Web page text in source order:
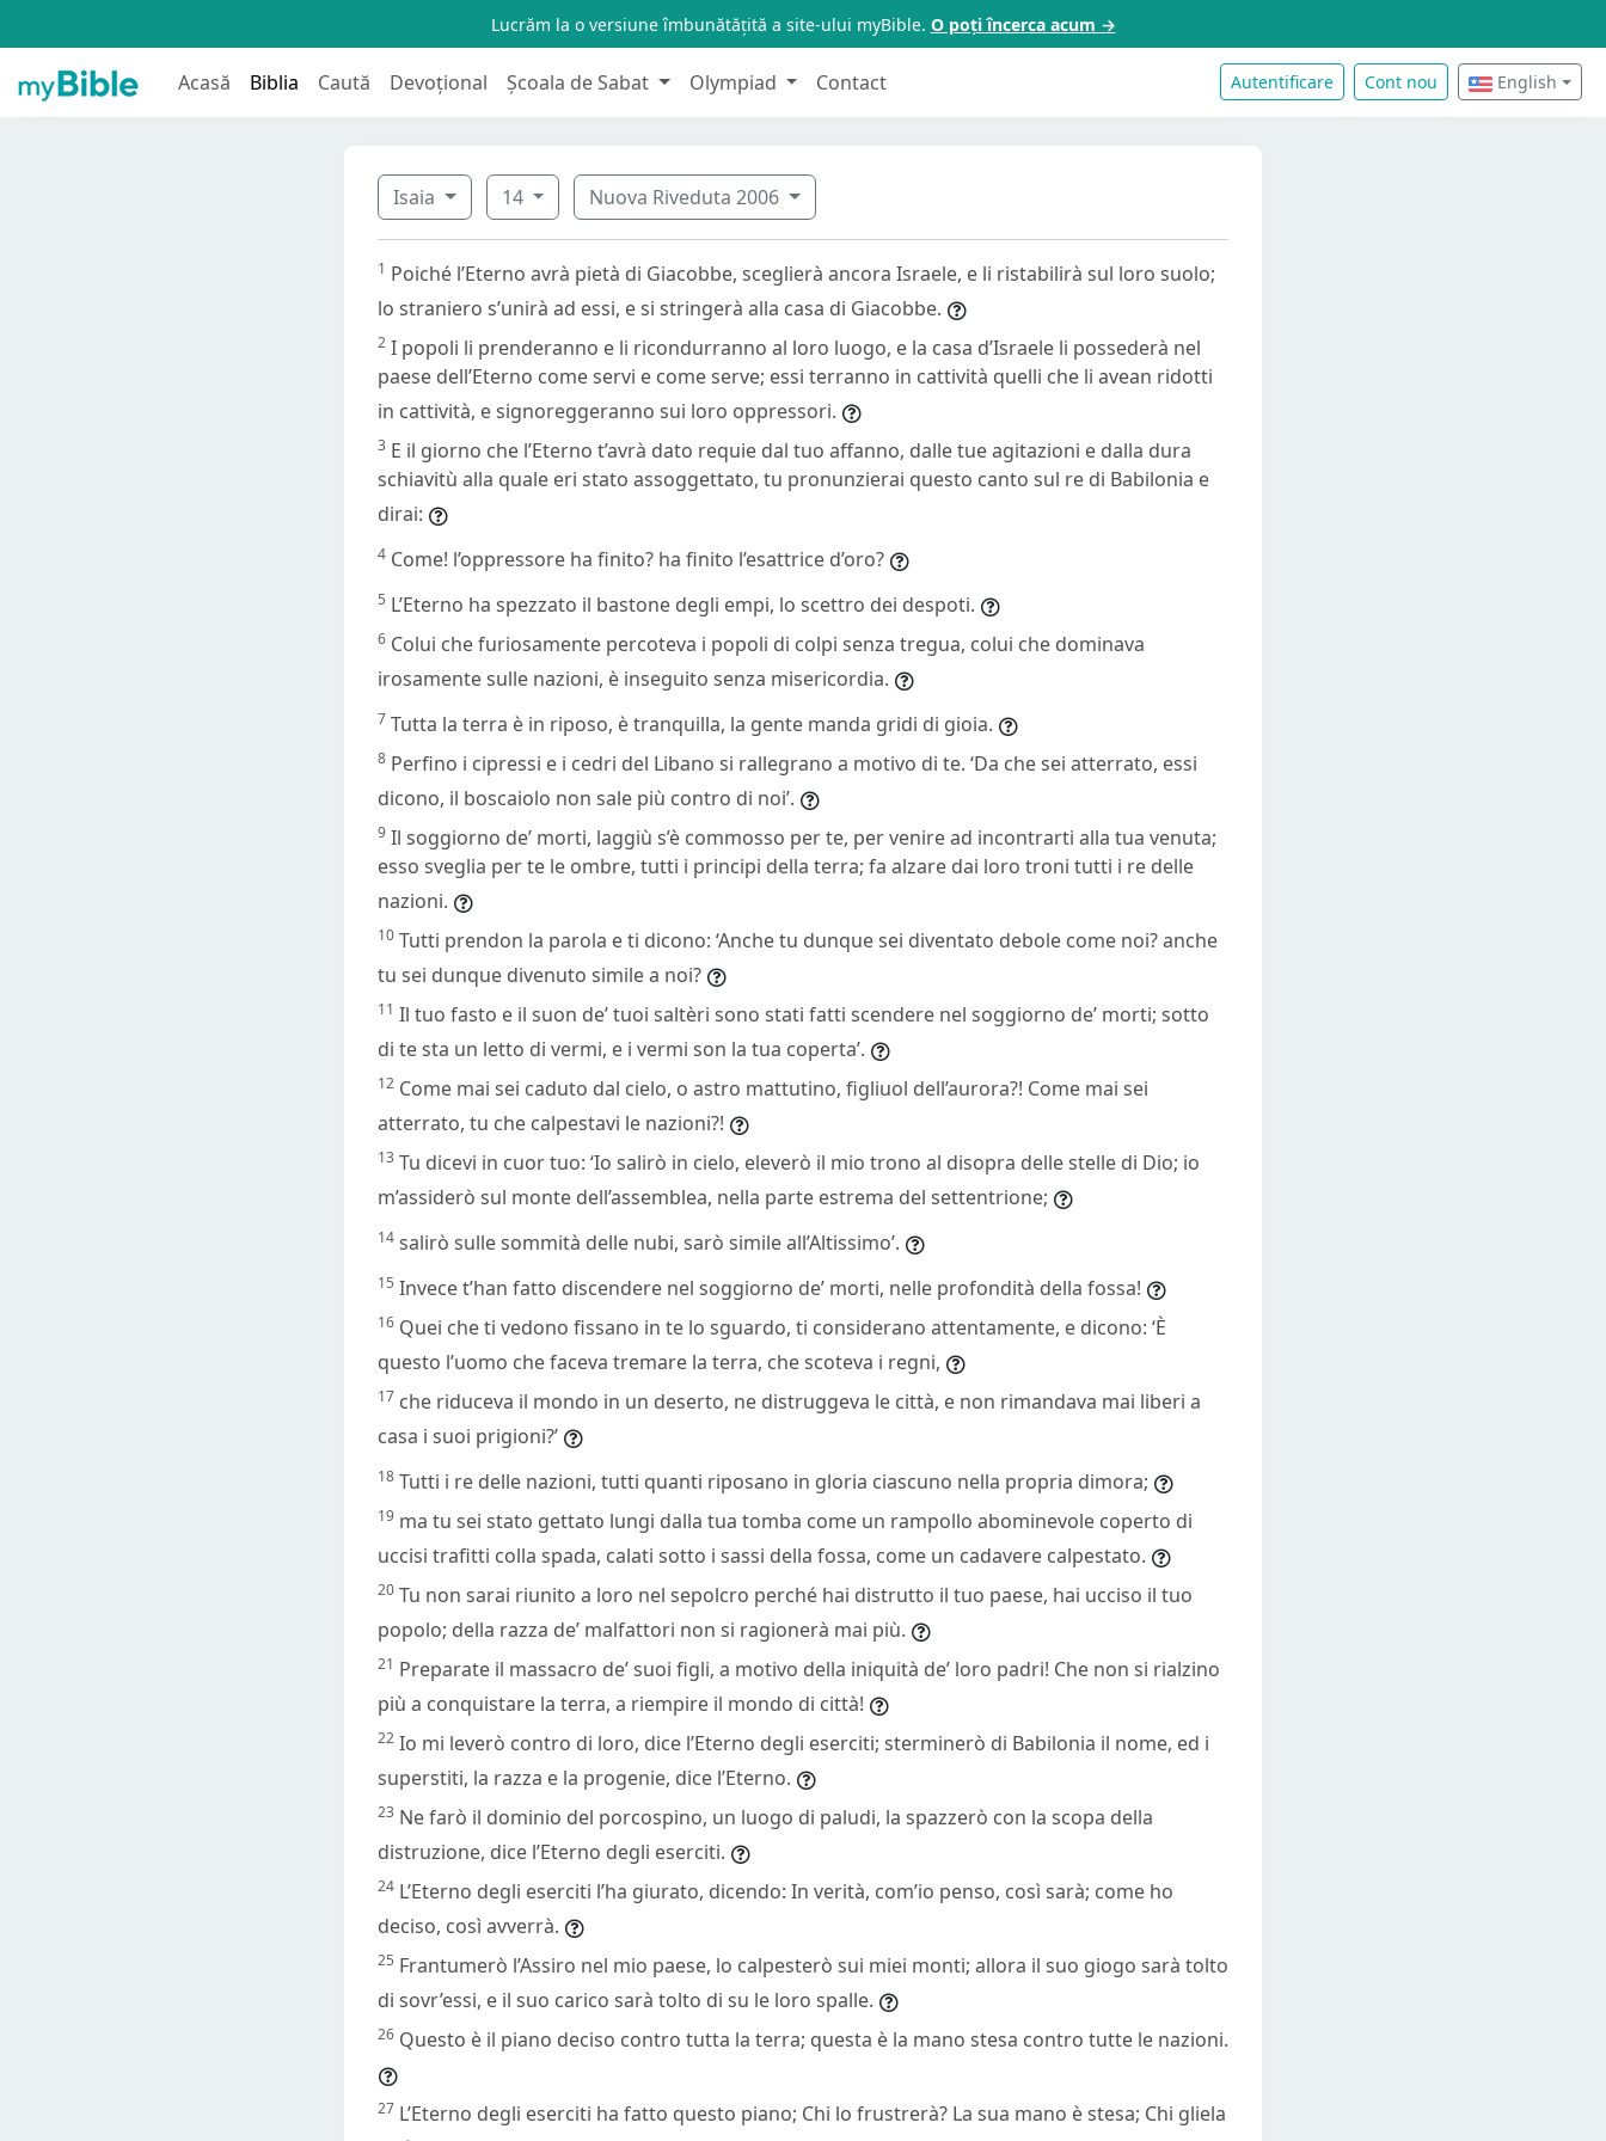
Lucrăm la o versiune îmbunătățită a site-ului myBible. O poți încerca acum →
Acasă Biblia Caută Devoțional Școala de Sabat Olympiad Contact Autentificare Cont nou English
Isaia 14 Nuova Riveduta 2006
1 Poiché l’Eterno avrà pietà di Giacobbe, sceglierà ancora Israele, e li ristabilirà sul loro suolo;
lo straniero s’unirà ad essi, e si stringerà alla casa di Giacobbe.
2 I popoli li prenderanno e li ricondurranno al loro luogo, e la casa d’Israele li possederà nel
paese dell’Eterno come servi e come serve; essi terranno in cattività quelli che li avean ridotti
in cattività, e signoreggeranno sui loro oppressori.
3 E il giorno che l’Eterno t’avrà dato requie dal tuo affanno, dalle tue agitazioni e dalla dura
schiavitù alla quale eri stato assoggettato, tu pronunzierai questo canto sul re di Babilonia e
dirai:
4 Come! l’oppressore ha finito? ha finito l’esattrice d’oro?
5 L’Eterno ha spezzato il bastone degli empi, lo scettro dei despoti.
6 Colui che furiosamente percoteva i popoli di colpi senza tregua, colui che dominava
irosamente sulle nazioni, è inseguito senza misericordia.
7 Tutta la terra è in riposo, è tranquilla, la gente manda gridi di gioia.
8 Perfino i cipressi e i cedri del Libano si rallegrano a motivo di te. ‘Da che sei atterrato, essi
dicono, il boscaiolo non sale più contro di noi’.
9 Il soggiorno de’ morti, laggiù s’è commosso per te, per venire ad incontrarti alla tua venuta;
esso sveglia per te le ombre, tutti i principi della terra; fa alzare dai loro troni tutti i re delle
nazioni.
10 Tutti prendon la parola e ti dicono: ‘Anche tu dunque sei diventato debole come noi? anche
tu sei dunque divenuto simile a noi?
11 Il tuo fasto e il suon de’ tuoi saltèri sono stati fatti scendere nel soggiorno de’ morti; sotto
di te sta un letto di vermi, e i vermi son la tua coperta’.
12 Come mai sei caduto dal cielo, o astro mattutino, figliuol dell’aurora?! Come mai sei
atterrato, tu che calpestavi le nazioni?!
13 Tu dicevi in cuor tuo: ‘Io salirò in cielo, eleverò il mio trono al disopra delle stelle di Dio; io
m’assiderò sul monte dell’assemblea, nella parte estrema del settentrione;
14 salirò sulle sommità delle nubi, sarò simile all’Altissimo’.
15 Invece t’han fatto discendere nel soggiorno de’ morti, nelle profondità della fossa!
16 Quei che ti vedono fissano in te lo sguardo, ti considerano attentamente, e dicono: ‘È
questo l’uomo che faceva tremare la terra, che scoteva i regni,
17 che riduceva il mondo in un deserto, ne distruggeva le città, e non rimandava mai liberi a
casa i suoi prigioni?’
18 Tutti i re delle nazioni, tutti quanti riposano in gloria ciascuno nella propria dimora;
19 ma tu sei stato gettato lungi dalla tua tomba come un rampollo abominevole coperto di
uccisi trafitti colla spada, calati sotto i sassi della fossa, come un cadavere calpestato.
20 Tu non sarai riunito a loro nel sepolcro perché hai distrutto il tuo paese, hai ucciso il tuo
popolo; della razza de’ malfattori non si ragionerà mai più.
21 Preparate il massacro de’ suoi figli, a motivo della iniquità de’ loro padri! Che non si rialzino
più a conquistare la terra, a riempire il mondo di città!
22 Io mi leverò contro di loro, dice l’Eterno degli eserciti; sterminerò di Babilonia il nome, ed i
superstiti, la razza e la progenie, dice l’Eterno.
23 Ne farò il dominio del porcospino, un luogo di paludi, la spazzerò con la scopa della
distruzione, dice l’Eterno degli eserciti.
24 L’Eterno degli eserciti l’ha giurato, dicendo: In verità, com’io penso, così sarà; come ho
deciso, così avverrà.
25 Frantumerò l’Assiro nel mio paese, lo calpesterò sui miei monti; allora il suo giogo sarà tolto
di sovr’essi, e il suo carico sarà tolto di su le loro spalle.
26 Questo è il piano deciso contro tutta la terra; questa è la mano stesa contro tutte le nazioni.
27 L’Eterno degli eserciti ha fatto questo piano; Chi lo frustrerà? La sua mano è stesa; Chi gliela